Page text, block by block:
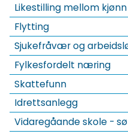
Likestilling mellom kjønn
Flytting
Sjukefråvær og
Fylkesfordelt næring
Skattefunn
Idrettsanlegg
Vidaregåande skole -